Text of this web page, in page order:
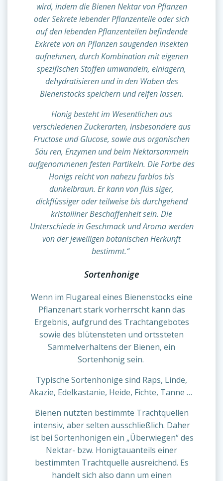
wird, indem die Bienen Nektar von Pflanzen
oder Sekrete lebender Pflanzenteile oder sich
auf den lebenden Pflanzenteilen befindende
Exkrete von an Pflanzen saugenden Insekten
aufnehmen, durch Kombination mit eigenen
spezifischen Stoffen umwandeln, einlagern,
dehydratisieren und in den Waben des
Bienenstocks speichern und reifen lassen.
Honig besteht im Wesentlichen aus
verschiedenen Zuckerarten, insbesondere aus
Fructose und Glucose, sowie aus organischen
Säu ren, Enzymen und beim Nektarsammeln
aufgenommenen festen Partikeln. Die Farbe des
Honigs reicht von nahezu farblos bis
dunkelbraun. Er kann von flüs siger,
dickflüssiger oder teilweise bis durchgehend
kristalliner Beschaffenheit sein. Die
Unterschiede in Geschmack und Aroma werden
von der jeweiligen botanischen Herkunft
bestimmt.“
Sortenhonige
Wenn im Flugareal eines Bienenstocks eine
Pflanzenart stark vorherrscht kann das
Ergebnis, aufgrund des Trachtangebotes
sowie des blütensteten und ortssteten
Sammelverhaltens der Bienen, ein
Sortenhonig sein.
Typische Sortenhonige sind Raps, Linde,
Akazie, Edelkastanie, Heide, Fichte, Tanne …
Bienen nutzten bestimmte Trachtquellen
intensiv, aber selten ausschließlich. Daher
ist bei Sortenhonigen ein „Überwiegen“ des
Nektar- bzw. Honigtauanteils einer
bestimmten Trachtquelle ausreichend. Es
handelt sich also dann um einen